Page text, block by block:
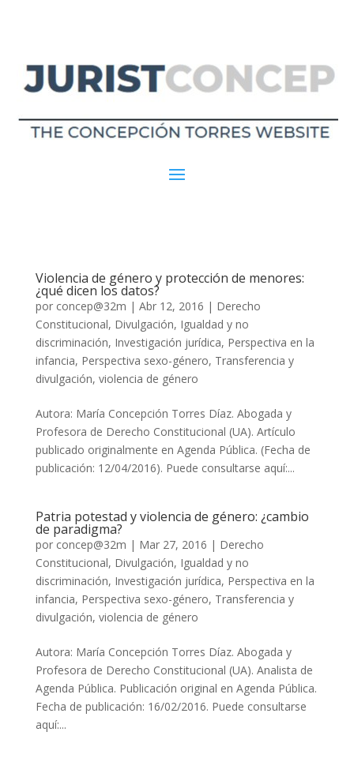
Violencia de género y protección de menores:
¿qué dicen los datos?
por concep@32m | Abr 12, 2016 | Derecho
Constitucional, Divulgación, Igualdad y no
discriminación, Investigación jurídica, Perspectiva en la
infancia, Perspectiva sexo-género, Transferencia y
divulgación, violencia de género
Autora: María Concepción Torres Díaz. Abogada y
Profesora de Derecho Constitucional (UA). Artículo
publicado originalmente en Agenda Pública. (Fecha de
publicación: 12/04/2016). Puede consultarse aquí:...
Patria potestad y violencia de género: ¿cambio
de paradigma?
por concep@32m | Mar 27, 2016 | Derecho
Constitucional, Divulgación, Igualdad y no
discriminación, Investigación jurídica, Perspectiva en la
infancia, Perspectiva sexo-género, Transferencia y
divulgación, violencia de género
Autora: María Concepción Torres Díaz. Abogada y
Profesora de Derecho Constitucional (UA). Analista de
Agenda Pública. Publicación original en Agenda Pública.
Fecha de publicación: 16/02/2016. Puede consultarse
aquí:...